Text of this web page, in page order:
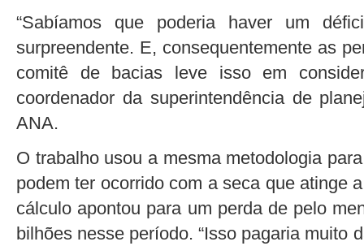
“Sabíamos que poderia haver um
surpreendente. E, consequentemente as
comitê de bacias leve isso em
coordenador da superintendência de
ANA.
O trabalho usou a mesma metodologia
podem ter ocorrido com a seca que atinge
cálculo apontou para um perda de pelo
bilhões nesse período. “Isso pagaria muito